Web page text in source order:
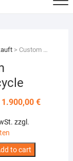
> Custom Motorcycle
Original
2.000,00 €.
1.900,00€Current
zzgl.
to cart